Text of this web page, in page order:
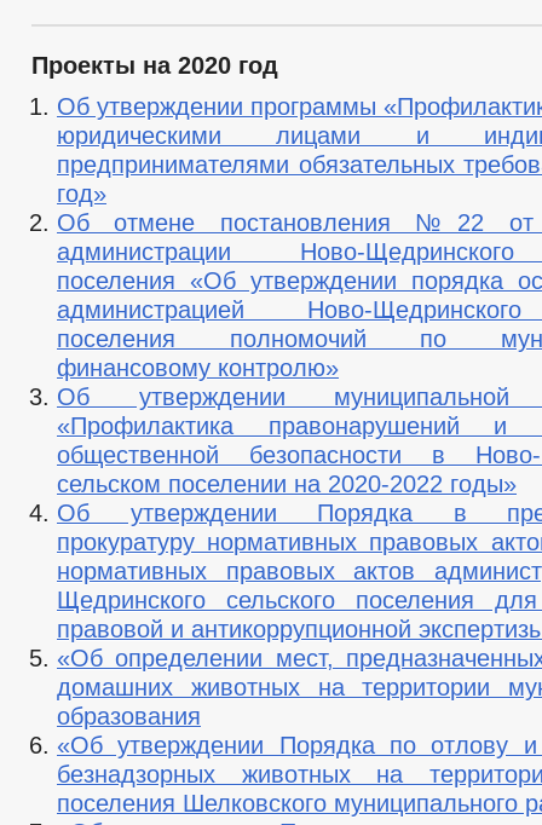
Проекты на 2020 год
Об утверждении программы
юридическими лицами и
предпринимателями обязательных
год»
Об отмене постановления №22 от
администрации Ново-
поселения «Об утверждении порядка
администрацией Ново-
поселения полномочий по
финансовому контролю»
Об утверждении муниципальной
«Профилактика правонарушений и
общественной безопасности в
сельском поселении на 2020-2022 годы»
Об утверждении Порядка в
прокуратуру нормативных правовых
нормативных правовых актов
Щедринского сельского поселения
правовой и антикоррупционной
«Об определении мест,
домашних животных на территории
образования
«Об утверждении Порядка по отлову
безнадзорных животных на
поселения Шелковского муниципального